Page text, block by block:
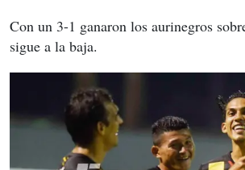
Con un 3-1 ganaron los aurinegros
sigue a la baja.